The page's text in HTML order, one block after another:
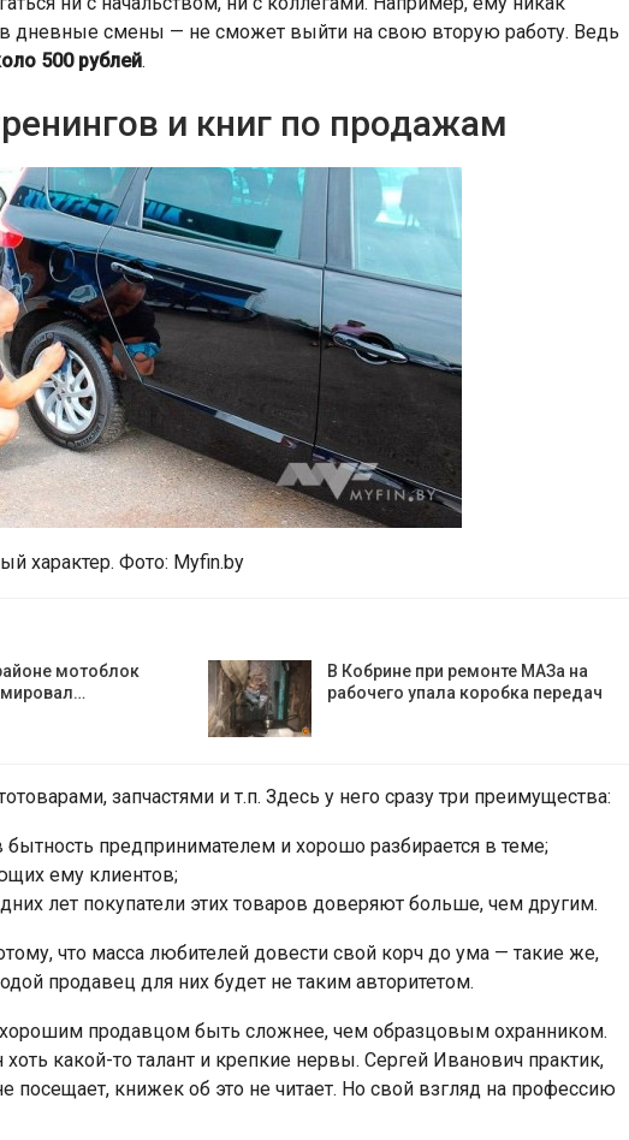
в дневные смены — не сможет выйти на свою вторую работу. Ведь
500 рублей.
и книг по продажам
характер. Фото: Myfin.by
мотоблок
В Кобрине при ремонте МАЗа на
рабочего упала коробка передач
запчастями и т.п. Здесь у него сразу три преимущества:
предпринимателем и хорошо разбирается в теме;
ему клиентов;
лет покупатели этих товаров доверяют больше, чем другим.
что масса любителей довести свой корч до ума — такие же,
продавец для них будет не таким авторитетом.
продавцом быть сложнее, чем образцовым охранником.
какой-то талант и крепкие нервы. Сергей Иванович практик,
посещает, книжек об это не читает. Но свой взгляд на профессию